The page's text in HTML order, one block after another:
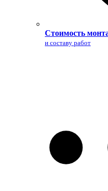
Стоимость
и составу работ